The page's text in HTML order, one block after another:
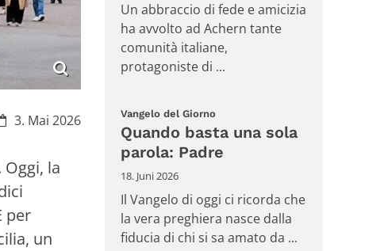
3. Mai 2026
la
per
un
Un abbraccio di fede e amicizia
ha avvolto ad Achern tante
comunità italiane,
protagoniste di ...
Vangelo del Giorno:
Quando basta una sola
parola: Padre
18. Juni 2026
Il Vangelo di oggi ci ricorda che
la vera preghiera nasce dalla
fiducia di chi si sa amato da ...